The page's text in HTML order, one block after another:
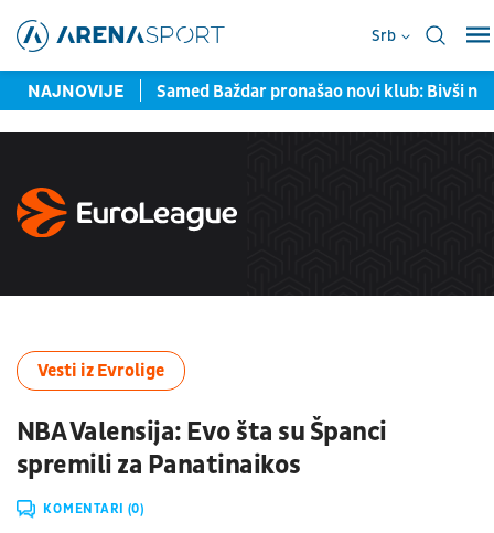
Srb
NAJNOVIJE
u Torontu Samed Baždar pronašao novi klub: Bivši
Vesti iz Evrolige
NBA Valensija: Evo šta su Španci
spremili za Panatinaikos
KOMENTARI (0)